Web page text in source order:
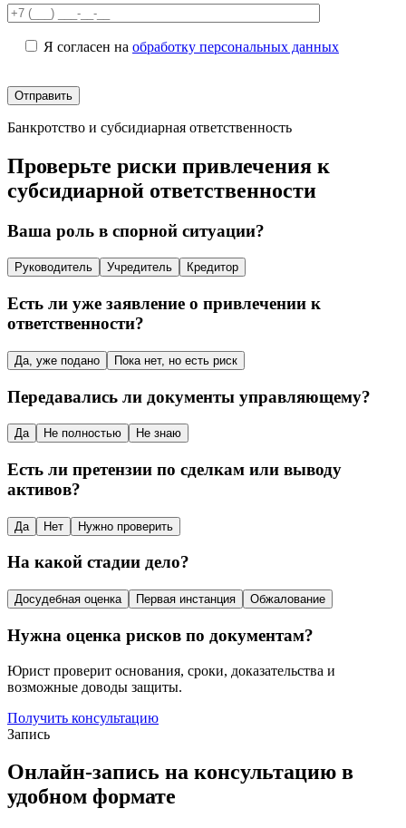
Я согласен на обработку персональных данных
Банкротство и субсидиарная ответственность
Проверьте риски привлечения к
субсидиарной ответственности
Ваша роль в спорной ситуации?
Руководитель Учредитель Кредитор
Есть ли уже заявление о привлечении к
ответственности?
Да, уже подано Пока нет, но есть риск
Передавались ли документы управляющему?
Да Не полностью Не знаю
Есть ли претензии по сделкам или выводу
активов?
Да Нет Нужно проверить
На какой стадии дело?
Досудебная оценка Первая инстанция Обжалование
Нужна оценка рисков по документам?
Юрист проверит основания, сроки, доказательства и
возможные доводы защиты.
Получить консультацию
Запись
Онлайн-запись на консультацию в
удобном формате